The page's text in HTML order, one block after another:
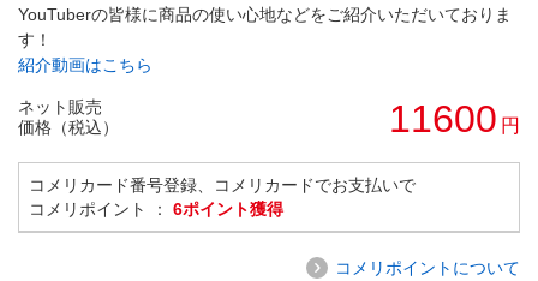
YouTuberの皆様に商品の使い心地などをご紹介いただいておりま
す！
紹介動画はこちら
ネット販売
価格（税込）
11600 円
コメリカード番号登録、コメリカードでお支払いで
コメリポイント ： 6ポイント獲得
コメリポイントについて